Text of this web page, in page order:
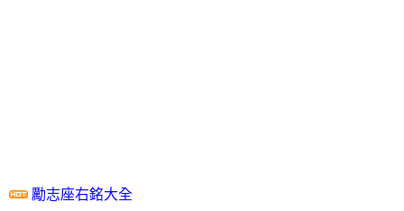
勵志座右銘大全